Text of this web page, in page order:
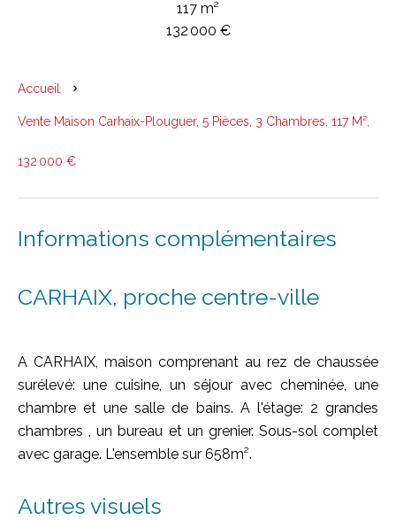
117 m²
132 000 €
Accueil
Vente Maison Carhaix-Plouguer, 5 Pièces, 3 Chambres, 117 M²,
132 000 €
Informations complémentaires
CARHAIX, proche centre-ville
A CARHAIX, maison comprenant au rez de chaussée
surélevé: une cuisine, un séjour avec cheminée, une
chambre et une salle de bains. A l'étage: 2 grandes
chambres , un bureau et un grenier. Sous-sol complet
avec garage. L'ensemble sur 658m².
Autres visuels